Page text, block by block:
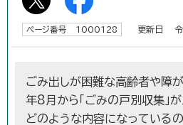
ページ番号 1000128 更新日 令
ごみ出しが困難な高齢者や障
年8月から「ごみの戸別収集」が
どのような内容になっている